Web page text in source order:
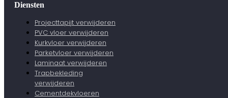
Diensten
Projecttapijt verwijderen
PVC vloer verwijderen
Kurkvloer verwijderen
Parketvloer verwijderen
Laminaat verwijderen
Trapbekleding
verwijderen
Cementdekvloeren